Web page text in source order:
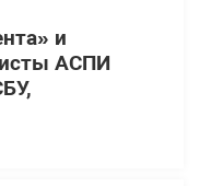
и
АСПИ